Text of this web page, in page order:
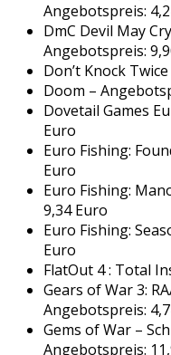
Angebotspreis:
DmC Devil May
Angebotspreis:
Don’t Knock
Doom –
Dovetail Games
Euro
Euro Fishing:
Euro
Euro Fishing:
9,34 Euro
Euro Fishing:
Euro
FlatOut 4 : Total
Gears of War 3:
Angebotspreis:
Gems of War –
Angebotspreis: